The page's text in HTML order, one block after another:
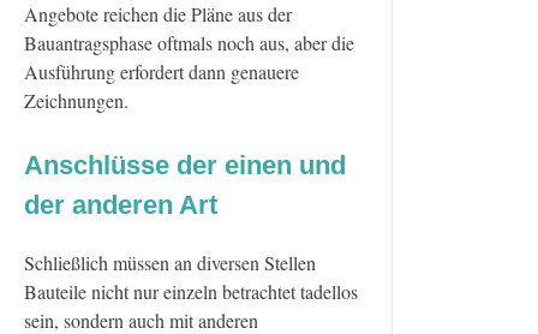
Angebote reichen die Pläne aus der
Bauantragsphase oftmals noch aus, aber die
Ausführung erfordert dann genauere
Zeichnungen.
Anschlüsse der einen und
der anderen Art
Schließlich müssen an diversen Stellen
Bauteile nicht nur einzeln betrachtet tadellos
sein, sondern auch mit anderen